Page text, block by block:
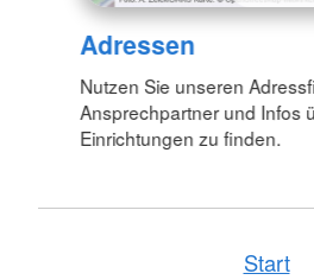
Adressen
Nutzen Sie unseren
Ansprechpartner und Infos
Einrichtungen zu finden.
Start